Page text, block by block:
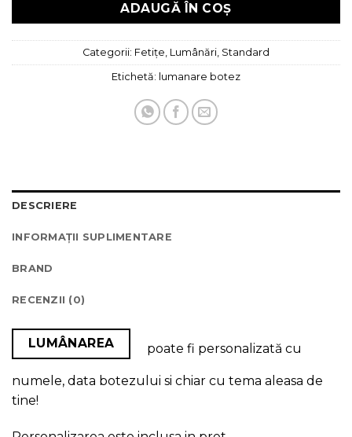
ADAUGĂ ÎN COȘ
Categorii: Fetițe, Lumânări, Standard
Etichetă: lumanare botez
DESCRIERE
INFORMAȚII SUPLIMENTARE
BRAND
RECENZII (0)
LUMÂNAREA poate fi personalizată cu
numele, data botezului si chiar cu tema aleasa de
tine!